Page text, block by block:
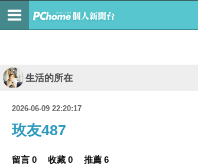
生活的所在
2026-06-09 22:20:17
玫友487
留言 0 收藏 0 推薦 6